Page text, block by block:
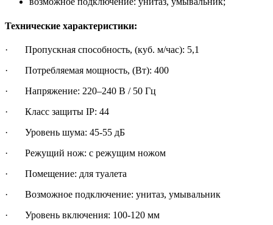
Технические характеристики:
· Пропускная способность, (куб. м/час): 5,1
· Потребляемая мощность, (Вт): 400
· Напряжение: 220–240 В / 50 Гц
· Класс защиты IP: 44
· Уровень шума: 45-55 дБ
· Режущий нож: с режущим ножом
· Помещение: для туалета
· Возможное подключение: унитаз, умывальник
· Уровень включения: 100-120 мм